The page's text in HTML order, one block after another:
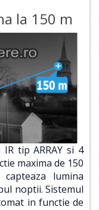
la 150 m
tip ARRAY si 4
maxima de 150
lumina
noptii. Sistemul
in functie de